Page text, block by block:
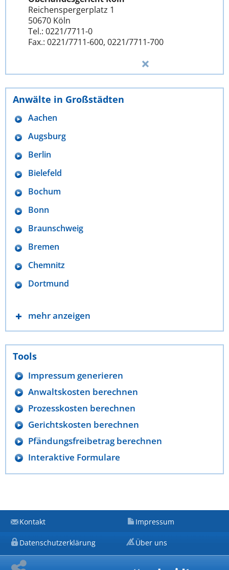
Reichenspergerplatz 1
50670 Köln
Tel.: 0221/7711-0
Fax.: 0221/7711-600, 0221/7711-700
Anwälte in Großstädten
Aachen
Augsburg
Berlin
Bielefeld
Bochum
Bonn
Braunschweig
Bremen
Chemnitz
Dortmund
mehr anzeigen
Tools
Impressum generieren
Anwaltskosten berechnen
Prozesskosten berechnen
Gerichtskosten berechnen
Pfändungsfreibetrag berechnen
Interaktive Formulare
Kontakt Impressum
Datenschutzerklärung Über uns